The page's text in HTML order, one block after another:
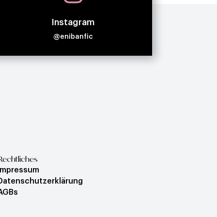
Instagram
@enibanfic